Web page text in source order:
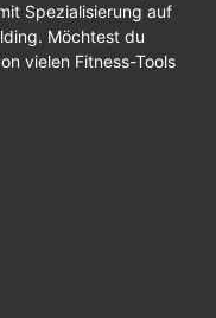
Spezialisierung auf
Möchtest du
vielen Fitness-Tools